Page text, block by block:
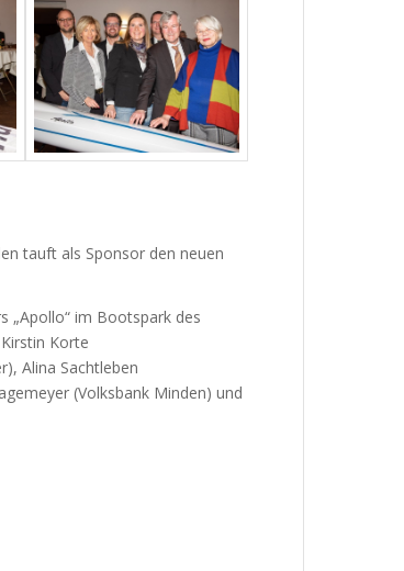
tauft als Sponsor den neuen
„Apollo“ im Bootspark des
Korte
Alina Sachtleben
(Volksbank Minden) und